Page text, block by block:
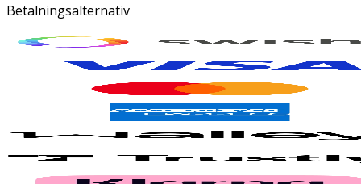
Betalningsalternativ